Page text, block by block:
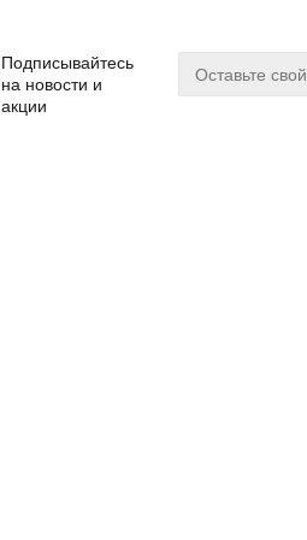
Подписывайтесь
на новости и
акции